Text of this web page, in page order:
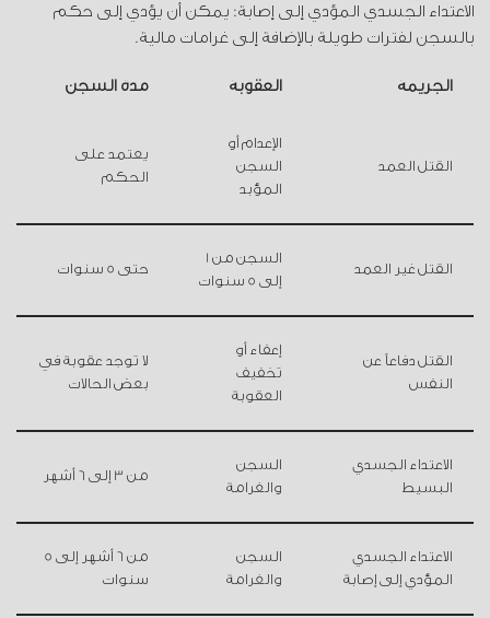
الاعتداء الجسدي المؤدي إلى إصابة: يمكن أن يؤدي إلى حكم
بالسجن لفترات طويلة بالإضافة إلى غرامات مالية.
الجريمة العقوبة مدة السجن
القتل العمد
الإعدام أو
السجن
المؤبد
يعتمد على
الحكم
القتل غير العمد
السجن من 1
إلى 5 سنوات
حتى 5 سنوات
القتل دفاعاً عن
النفس
إعفاء أو
تخفيف
العقوبة
لا توجد عقوبة في
بعض الحالات
الاعتداء الجسدي
البسيط
السجن
والغرامة
من 3 إلى 6 أشهر
الاعتداء الجسدي
المؤدي إلى إصابة
السجن
والغرامة
من 6 أشهر إلى 5
سنوات